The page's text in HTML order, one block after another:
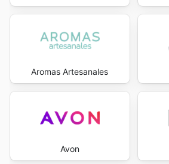
Aromas Artesanales
Avon